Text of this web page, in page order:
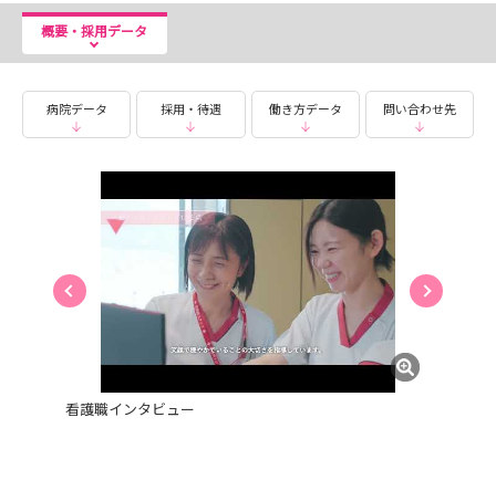
概要・採用データ
病院データ 採用・待遇 働き方データ 問い合わせ先
看護職インタビュー